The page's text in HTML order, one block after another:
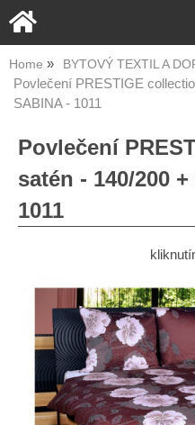
Home BYTOVÝ TEXTIL A
Povlečení PRESTIGE
SABINA - 1011
Povlečení
satén - 140/200
1011